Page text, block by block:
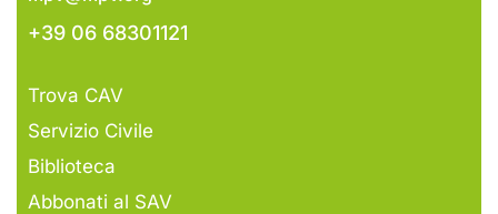
+39 06 68301121
Trova CAV
Servizio Civile
Biblioteca
Abbonati al SAV